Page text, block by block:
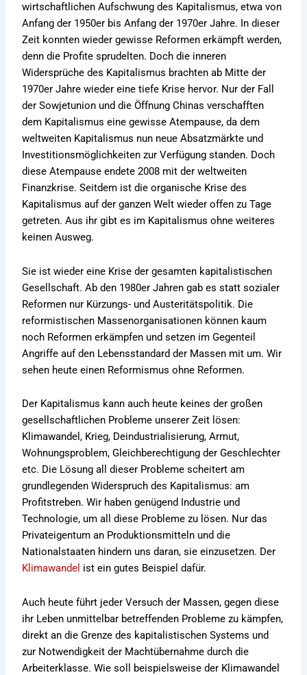
wirtschaftlichen Aufschwung des Kapitalismus, etwa von
Anfang der 1950er bis Anfang der 1970er Jahre. In dieser
Zeit konnten wieder gewisse Reformen erkämpft werden,
denn die Profite sprudelten. Doch die inneren
Widersprüche des Kapitalismus brachten ab Mitte der
1970er Jahre wieder eine tiefe Krise hervor. Nur der Fall
der Sowjetunion und die Öffnung Chinas verschafften
dem Kapitalismus eine gewisse Atempause, da dem
weltweiten Kapitalismus nun neue Absatzmärkte und
Investitionsmöglichkeiten zur Verfügung standen. Doch
diese Atempause endete 2008 mit der weltweiten
Finanzkrise. Seitdem ist die organische Krise des
Kapitalismus auf der ganzen Welt wieder offen zu Tage
getreten. Aus ihr gibt es im Kapitalismus ohne weiteres
keinen Ausweg.
Sie ist wieder eine Krise der gesamten kapitalistischen
Gesellschaft. Ab den 1980er Jahren gab es statt sozialer
Reformen nur Kürzungs- und Austeritätspolitik. Die
reformistischen Massenorganisationen können kaum
noch Reformen erkämpfen und setzen im Gegenteil
Angriffe auf den Lebensstandard der Massen mit um. Wir
sehen heute einen Reformismus ohne Reformen.
Der Kapitalismus kann auch heute keines der großen
gesellschaftlichen Probleme unserer Zeit lösen:
Klimawandel, Krieg, Deindustrialisierung, Armut,
Wohnungsproblem, Gleichberechtigung der Geschlechter
etc. Die Lösung all dieser Probleme scheitert am
grundlegenden Widerspruch des Kapitalismus: am
Profitstreben. Wir haben genügend Industrie und
Technologie, um all diese Probleme zu lösen. Nur das
Privateigentum an Produktionsmitteln und die
Nationalstaaten hindern uns daran, sie einzusetzen. Der
Klimawandel ist ein gutes Beispiel dafür.
Auch heute führt jeder Versuch der Massen, gegen diese
ihr Leben unmittelbar betreffenden Probleme zu kämpfen,
direkt an die Grenze des kapitalistischen Systems und
zur Notwendigkeit der Machtübernahme durch die
Arbeiterklasse. Wie soll beispielsweise der Klimawandel